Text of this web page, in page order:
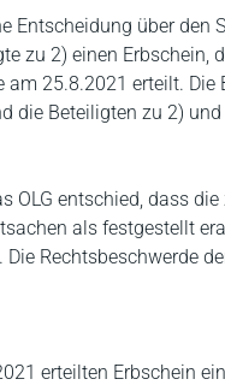
Entscheidung über den
zu 2) einen Erbschein,
25.8.2021 erteilt.
die Beteiligten zu 2)
OLG entschied, dass
als festgestellt
Rechtsbeschwerde
erteilten Erbschein